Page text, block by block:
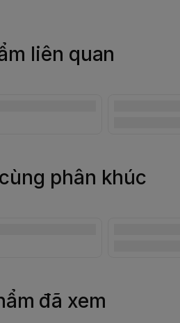
liên quan
phân khúc
đã xem